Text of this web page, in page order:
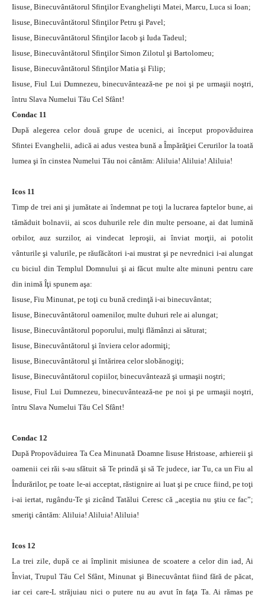
Iisuse, Binecuvântătorul Sfinţilor Evanghelişti Matei, Marcu, Luca si Ioan;
Iisuse, Binecuvântătorul Sfinţilor Petru şi Pavel;
Iisuse, Binecuvântătorul Sfinţilor Iacob şi Iuda Tadeul;
Iisuse, Binecuvântătorul Sfinţilor Simon Zilotul şi Bartolomeu;
Iisuse, Binecuvântătorul Sfinţilor Matia şi Filip;
Iisuse, Fiul Lui Dumnezeu, binecuvântează-ne pe noi şi pe urmaşii noştri,
întru Slava Numelui Tău Cel Sfânt!
Condac 11
După alegerea celor două grupe de ucenici, ai început propovăduirea
Sfintei Evanghelii, adică ai adus vestea bună a Împărăţiei Cerurilor la toată
lumea şi în cinstea Numelui Tău noi cântăm: Aliluia! Aliluia! Aliluia!
Icos 11
Timp de trei ani şi jumătate ai îndemnat pe toţi la lucrarea faptelor bune, ai
tămăduit bolnavii, ai scos duhurile rele din multe persoane, ai dat lumină
orbilor, auz surzilor, ai vindecat leproşii, ai înviat morţii, ai potolit
vânturile şi valurile, pe răufăcători i-ai mustrat şi pe nevrednici i-ai alungat
cu biciul din Templul Domnului şi ai făcut multe alte minuni pentru care
din inimă Îţi spunem aşa:
Iisuse, Fiu Minunat, pe toţi cu bună credinţă i-ai binecuvântat;
Iisuse, Binecuvântătorul oamenilor, multe duhuri rele ai alungat;
Iisuse, Binecuvântătorul poporului, mulţi flămânzi ai săturat;
Iisuse, Binecuvântătorul şi înviera celor adormiţi;
Iisuse, Binecuvântătorul şi întărirea celor slоbănogiţi;
Iisuse, Binecuvântătorul copiilor, binecuvântează şi urmaşii noştri;
Iisuse, Fiul Lui Dumnezeu, binecuvântează-ne pe noi şi pe urmaşii noştri,
întru Slava Numelui Tău Cel Sfânt!
Condac 12
După Propovăduirea Ta Cea Minunată Doamne Iisuse Hristoase, arhiereii şi
oamenii cei răi s-au sfătuit să Te prindă şi să Te judece, iar Tu, ca un Fiu al
Îndurărilor, pe toate le-ai acceptat, răstignire ai luat şi pe cruce fiind, pe toţi
i-ai iertat, rugându-Te şi zicând Tatălui Ceresc că „aceştia nu ştiu ce fac”;
smeriţi cântăm: Aliluia! Aliluia! Aliluia!
Icos 12
La trei zile, după ce ai împlinit misiunea de scoatere a celor din iad, Ai
Înviat, Trupul Tău Cel Sfânt, Minunat şi Binecuvântat fiind fără de păcat,
iar cei care-L străjuiau nici o putere nu au avut în faţa Ta. Ai rămas pe